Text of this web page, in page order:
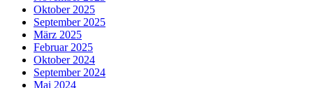
Oktober 2025
September 2025
März 2025
Februar 2025
Oktober 2024
September 2024
Mai 2024